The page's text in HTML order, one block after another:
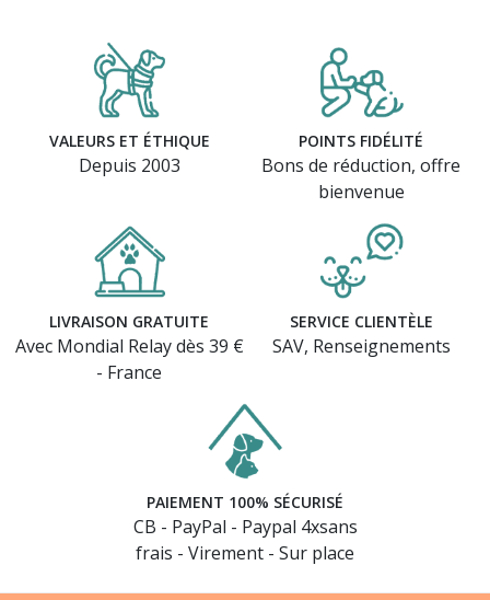
VALEURS ET ÉTHIQUE
Depuis 2003
POINTS FIDÉLITÉ
Bons de réduction, offre
bienvenue
LIVRAISON GRATUITE
Avec Mondial Relay dès 39 €
- France
SERVICE CLIENTÈLE
SAV, Renseignements
PAIEMENT 100% SÉCURISÉ
CB - PayPal - Paypal 4xsans
frais - Virement - Sur place